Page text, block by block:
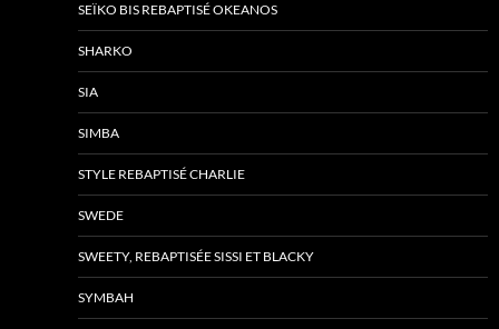
SEÏKO BIS REBAPTISÉ OKEANOS
SHARKO
SIA
SIMBA
STYLE REBAPTISÉ CHARLIE
SWEDE
SWEETY, REBAPTISÉE SISSI ET BLACKY
SYMBAH